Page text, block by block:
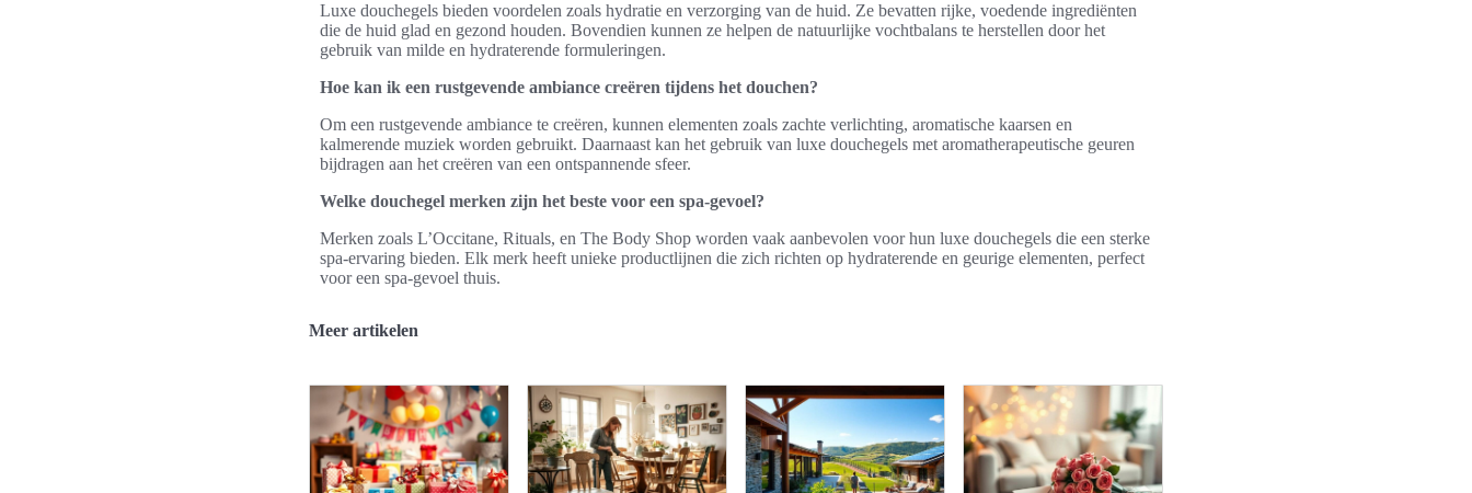
Luxe douchegels bieden voordelen zoals hydratie en verzorging van de huid. Ze bevatten rijke, voedende ingrediënten
die de huid glad en gezond houden. Bovendien kunnen ze helpen de natuurlijke vochtbalans te herstellen door het
gebruik van milde en hydraterende formuleringen.
Hoe kan ik een rustgevende ambiance creëren tijdens het douchen?
Om een rustgevende ambiance te creëren, kunnen elementen zoals zachte verlichting, aromatische kaarsen en
kalmerende muziek worden gebruikt. Daarnaast kan het gebruik van luxe douchegels met aromatherapeutische geuren
bijdragen aan het creëren van een ontspannende sfeer.
Welke douchegel merken zijn het beste voor een spa-gevoel?
Merken zoals L’Occitane, Rituals, en The Body Shop worden vaak aanbevolen voor hun luxe douchegels die een sterke
spa-ervaring bieden. Elk merk heeft unieke productlijnen die zich richten op hydraterende en geurige elementen, perfect
voor een spa-gevoel thuis.
Meer artikelen